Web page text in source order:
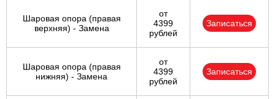
Шаровая опора (правая
верхняя) - Замена
от
4399
рублей
Записаться
Шаровая опора (правая
нижняя) - Замена
от
4399
рублей
Записаться